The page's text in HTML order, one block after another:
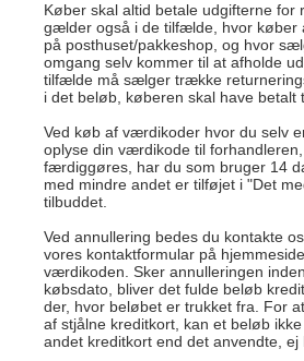
Køber skal altid betale udgifterne for
gælder også i de tilfælde, hvor køber
på posthuset/pakkeshop, og hvor
omgang selv kommer til at afholde
tilfælde må sælger trække
i det beløb, køberen skal have betalt
Ved køb af værdikoder hvor du selv
oplyse din værdikode til
færdiggøres, har du som bruger 14
med mindre andet er tilføjet i "Det
tilbuddet.
Ved annullering bedes du kontakte
vores kontaktformular på
værdikoden. Sker annulleringen
købsdato, bliver det fulde beløb
der, hvor beløbet er trukket fra. For
af stjålne kreditkort, kan et beløb
andet kreditkort end det anvendte, ej